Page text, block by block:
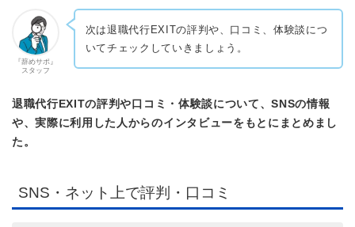
『辞めサポ』
スタッフ
次は退職代行EXITの評判や、口コミ、体験談につ
いてチェックしていきましょう。
退職代行EXITの評判や口コミ・体験談について、SNSの情報
や、実際に利用した人からのインタビューをもとにまとめまし
た。
SNS・ネット上で評判・口コミ